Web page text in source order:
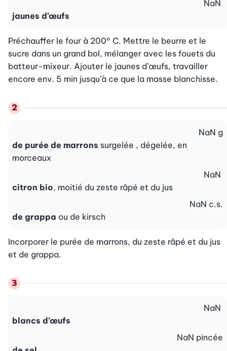
jaunes d’œufs
NaN
Préchauffer le four à 200° C. Mettre le beurre et le
sucre dans un grand bol, mélanger avec les fouets du
batteur-mixeur. Ajouter le jaunes d’œufs, travailler
encore env. 5 min jusqu’à ce que la masse blanchisse.
de purée de marrons surgelée , dégelée, en
morceaux
NaN g
citron bio, moitié du zeste râpé et du jus
NaN
de grappa ou de kirsch
NaN c.s.
Incorporer le purée de marrons, du zeste râpé et du jus
et de grappa.
blancs d’œufs
NaN
NaN pincée